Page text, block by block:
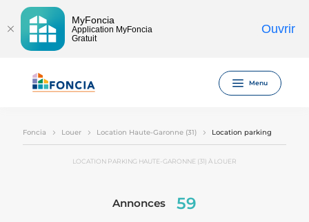
MyFoncia
Application MyFoncia
Gratuit
Ouvrir
Menu
Foncia Louer Location Haute-Garonne (31) Location parking
LOCATION PARKING HAUTE-GARONNE (31) À LOUER
Annonces 59